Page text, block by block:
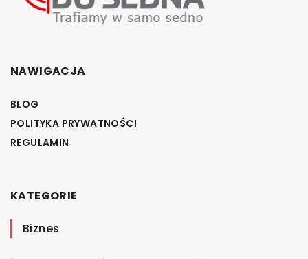
NAWIGACJA
BLOG
POLITYKA PRYWATNOŚCI
REGULAMIN
KATEGORIE
Biznes